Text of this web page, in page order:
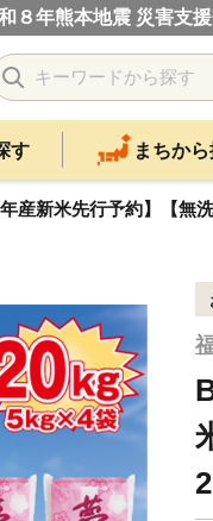
８年熊本地震 災害支
す まちか
産新米先行予約】【